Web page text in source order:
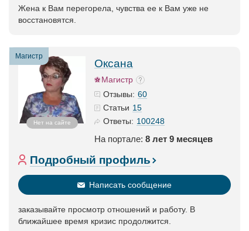
Жена к Вам перегорела, чувства ее к Вам уже не
восстановятся.
Магистр
Нет на сайте
Оксана
Магистр
Отзывы: 60
Статьи 15
Ответы: 100248
На портале: 8 лет 9 месяцев
Подробный профиль
Написать сообщение
заказывайте просмотр отношений и работу. В
ближайшее время кризис продолжится.